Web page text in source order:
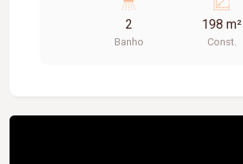
usinado, telhado com isolamento
térmico, 02 banheiros e
oferecendo praticidade, conforto e
2
Banho
198 m²
Const.